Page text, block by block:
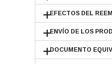
EFECTOS DEL
ENVÍO DE LOS
DOCUMENTO